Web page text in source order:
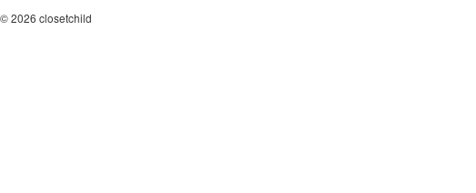
© 2026 closetchild